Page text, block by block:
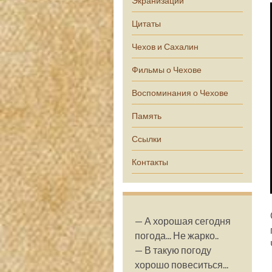
Цитаты
Чехов и Сахалин
Фильмы о Чехове
Воспоминания о Чехове
Память
Ссылки
Контакты
— А хорошая сегодня
погода... Не жарко..
— В такую погоду
хорошо повеситься...